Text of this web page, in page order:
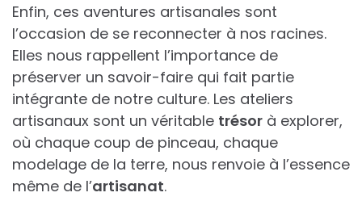
Enfin, ces aventures artisanales sont
l’occasion de se reconnecter à nos racines.
Elles nous rappellent l’importance de
préserver un savoir-faire qui fait partie
intégrante de notre culture. Les ateliers
artisanaux sont un véritable trésor à explorer,
où chaque coup de pinceau, chaque
modelage de la terre, nous renvoie à l’essence
même de l’artisanat.